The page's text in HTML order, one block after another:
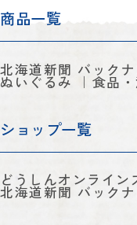
商品一覧
北海道新聞 バック
ぬいぐるみ 食品
ショップ一覧
どうしんオンライン
北海道新聞 バック